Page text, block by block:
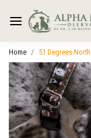
Home 51 Degrees